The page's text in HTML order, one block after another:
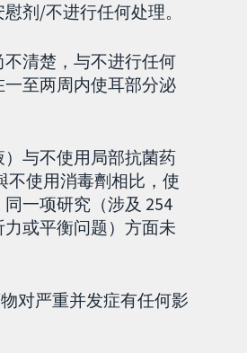
剂/不进行任何处理。
清楚，与不进行任何
至两周内使耳部分泌
与不使用局部抗菌药
不使用消毒劑相比，使
一项研究（涉及 254
或平衡问题）方面未
对严重并发症有任何影